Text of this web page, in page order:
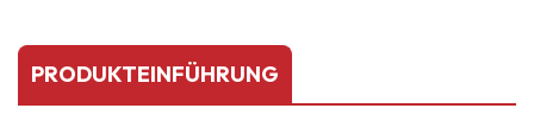
PRODUKTEINFÜHRUNG